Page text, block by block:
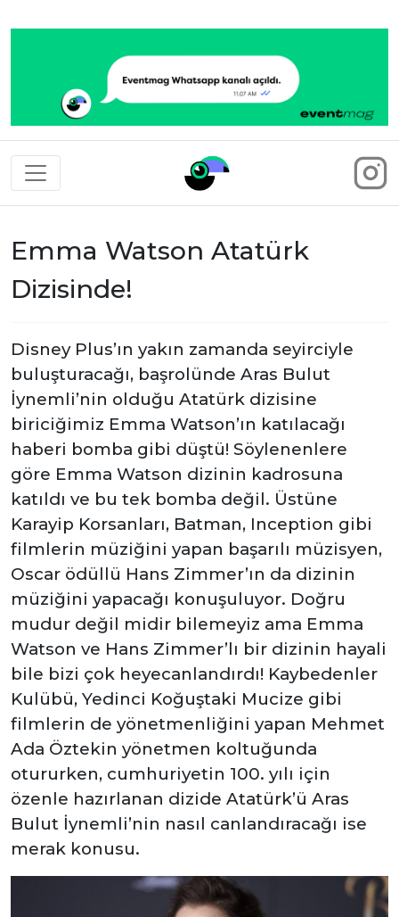
Eventmag
Emma Watson Atatürk
Dizisinde!
Disney Plus’ın yakın zamanda seyirciyle
buluşturacağı, başrolünde Aras Bulut
İynemli’nin olduğu Atatürk dizisine
biriciğimiz Emma Watson’ın katılacağı
haberi bomba gibi düştü! Söylenenlere
göre Emma Watson dizinin kadrosuna
katıldı ve bu tek bomba değil. Üstüne
Karayip Korsanları, Batman, Inception gibi
filmlerin müziğini yapan başarılı müzisyen,
Oscar ödüllü Hans Zimmer’ın da dizinin
müziğini yapacağı konuşuluyor. Doğru
mudur değil midir bilemeyiz ama Emma
Watson ve Hans Zimmer’lı bir dizinin hayali
bile bizi çok heyecanlandırdı! Kaybedenler
Kulübü, Yedinci Koğuştaki Mucize gibi
filmlerin de yönetmenliğini yapan Mehmet
Ada Öztekin yönetmen koltuğunda
otururken, cumhuriyetin 100. yılı için
özenle hazırlanan dizide Atatürk’ü Aras
Bulut İynemli’nin nasıl canlandıracağı ise
merak konusu.